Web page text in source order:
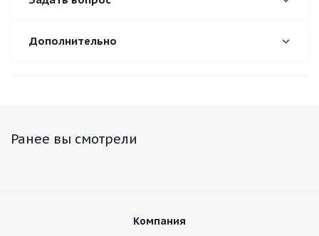
Дополнительно
Ранее вы смотрели
Компания